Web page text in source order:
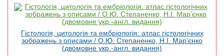
Гістологія, цитологія та ембріологія: атлас гістологічних
зображень з описами / О.Ю. Степаненко, Н.І. Мар’єнко
(двомовне укр.-англ. видання)